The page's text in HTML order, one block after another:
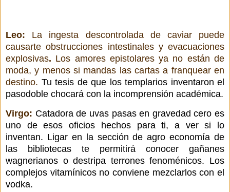
Leo: La ingesta descontrolada de caviar puede
causarte obstrucciones intestinales y evacuaciones
explosivas. Los amores epistolares ya no están de
moda, y menos si mandas las cartas a franquear en
destino. Tu tesis de que los templarios inventaron el
pasodoble chocará con la incomprensión académica.
Virgo: Catadora de uvas pasas en gravedad cero es
uno de esos oficios hechos para ti, a ver si lo
inventan. Ligar en la sección de agro economía de
las bibliotecas te permitirá conocer gañanes
wagnerianos o destripa terrones fenoménicos. Los
complejos vitamínicos no conviene mezclarlos con el
vodka.